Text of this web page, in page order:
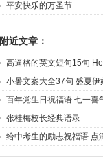
平安快乐的万圣节
附近文章：
高逼格的英文短句15句
小暑文案大全37句 盛夏伊
百年党生日祝福语 七一喜
张桂梅校长经典语录
给中考生的励志祝福语 点